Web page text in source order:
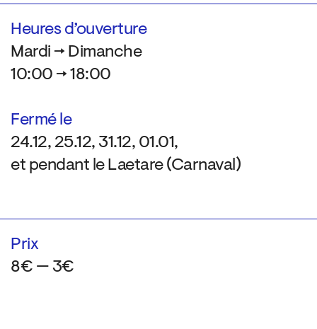
Heures d’ouverture
Mardi → Dimanche
10:00 → 18:00
Fermé le
24.12, 25.12, 31.12, 01.01,
et pendant le Laetare (Carnaval)
Prix
8€ — 3€